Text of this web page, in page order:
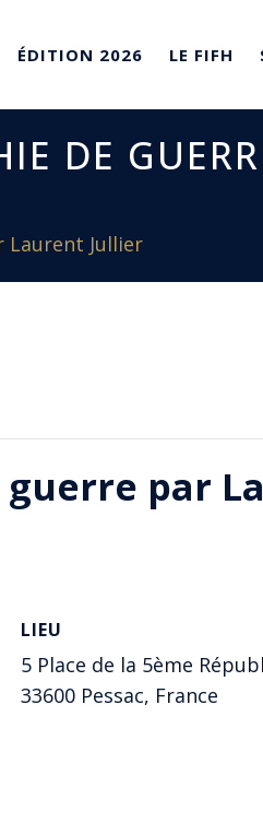
ÉDITION 2026 LE FIFH
DE
Laurent Jullier
par
LIEU
5 Place de la 5ème
33600 Pessac, France